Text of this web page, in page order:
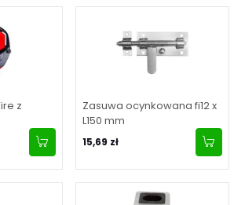
z
Zasuwa ocynkowana fi12 x
L150 mm
15,69 zł